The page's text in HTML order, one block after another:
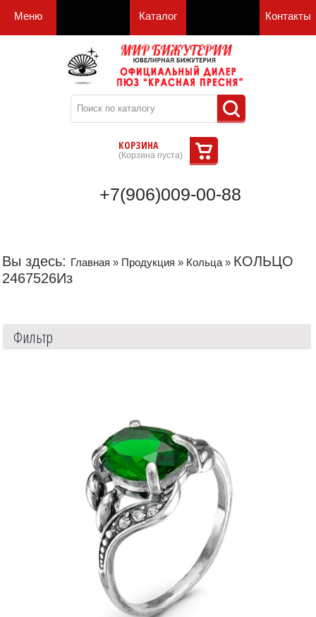
Меню Каталог Контакты
КОРЗИНА
(Корзина пуста)
+7(906)009-00-88
Вы здесь: Главная » Продукция » Кольца » КОЛЬЦО
2467526Из
Фильтр